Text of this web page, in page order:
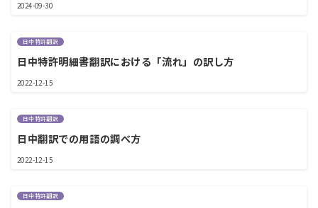
2024-09-30
日中特許翻訳
日中特許明細書翻訳における「流れ」の訳し方
2022-12-15
日中特許翻訳
日中翻訳での用語の調べ方
2022-12-15
日中特許翻訳